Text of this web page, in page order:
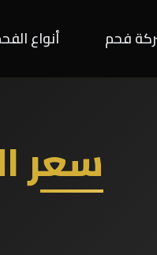
فحم أنواع
سعر